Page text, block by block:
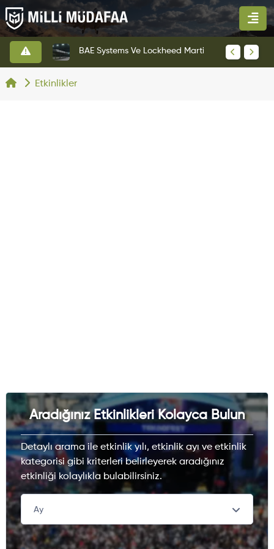
Etkinlikler
Aradığınız Etkinlikleri Kolayca Bulun
Detaylı arama ile etkinlik yılı, etkinlik ayı ve etkinlik
kategorisi gibi kriterleri belirleyerek aradığınız
etkinliği kolaylıkla bulabilirsiniz.
Ay